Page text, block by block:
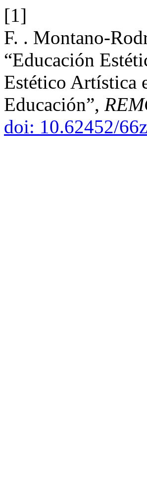
[1]
F. . Montano-
“Educación
Estético Artística
Educación”,
doi: 10.62452/